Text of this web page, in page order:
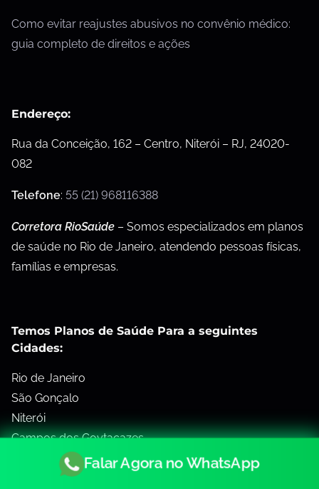
Como evitar reajustes abusivos no convênio médico:
guia completo de direitos e ações
Endereço:
Rua da Conceição, 162 – Centro, Niterói – RJ, 24020-
082
Telefone: 55 (21) 968116388
Corretora RioSaúde – Somos especializados em planos
de saúde no Rio de Janeiro, atendendo pessoas físicas,
famílias e empresas.
Temos Planos de Saúde Para a seguintes
Cidades:
Rio de Janeiro
São Gonçalo
Niterói
Campos dos Goytacazes
Petrópolis / Teresópolis
Volta Redonda
Falar Agora no WhatsApp